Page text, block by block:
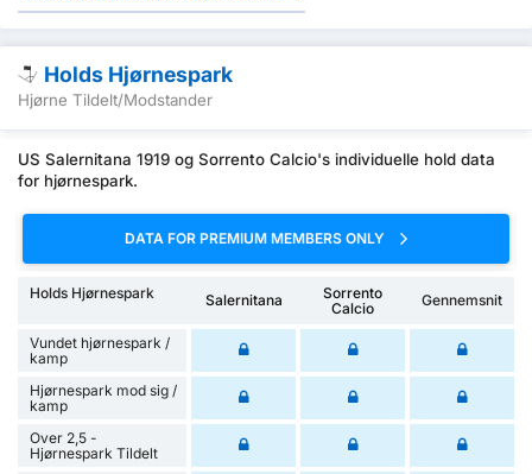
Holds Hjørnespark
Hjørne Tildelt/Modstander
US Salernitana 1919 og Sorrento Calcio's individuelle hold data
for hjørnespark.
DATA FOR PREMIUM MEMBERS ONLY
Holds Hjørnespark Salernitana
Sorrento
Calcio
Gennemsnit
Vundet hjørnespark /
kamp
Hjørnespark mod sig /
kamp
Over 2,5 -
Hjørnespark Tildelt